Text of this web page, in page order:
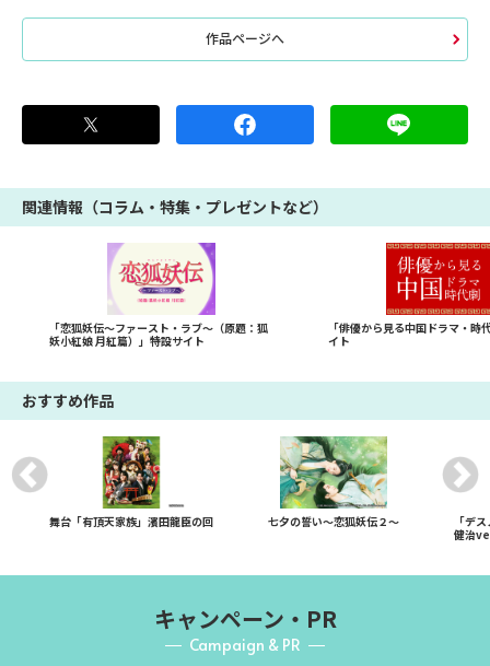
作品ページへ
関連情報（コラム・特集・プレゼントなど）
「恋狐妖伝～ファースト・ラブ～（原題：狐
妖小紅娘 月紅篇）」特設サイト
「俳優から見る中国ドラマ・時
イト
おすすめ作品
舞台「有頂天家族」濱田龍臣の回 七夕の誓い～恋狐妖伝２～
「デ
健治
キャンペーン・PR
Campaign & PR